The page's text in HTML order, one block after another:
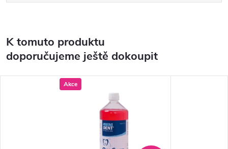
K tomuto produktu
doporučujeme ještě dokoupit
Akce